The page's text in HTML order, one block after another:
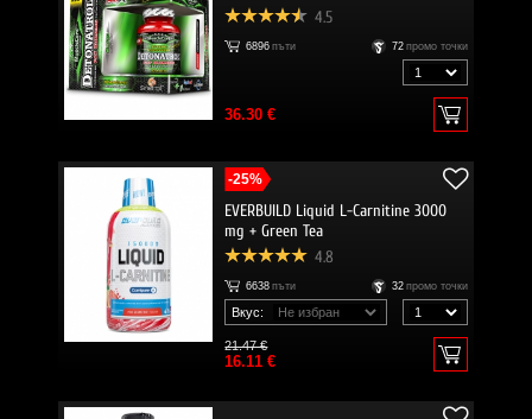
4.5
6896 пъти 72 промо точки
36.30 €
-25%
EVERBUILD Liquid L-Carnitine 3000
mg + Green Tea
4.8
6638 пъти 32 промо точки
Вкус:
21.47 €
16.11 €